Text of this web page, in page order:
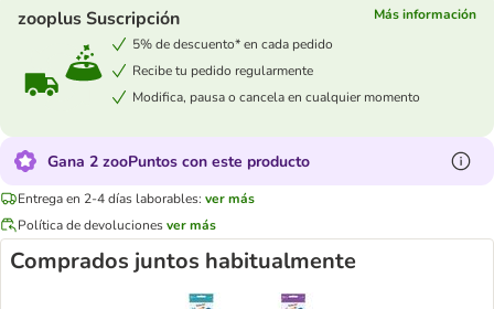
zooplus Suscripción
Más información
5% de descuento* en cada pedido
Recibe tu pedido regularmente
Modifica, pausa o cancela en cualquier momento
Gana 2 zooPuntos con este producto
Entrega en 2-4 días laborables: ver más
Política de devolucionesver más
Comprados juntos habitualmente